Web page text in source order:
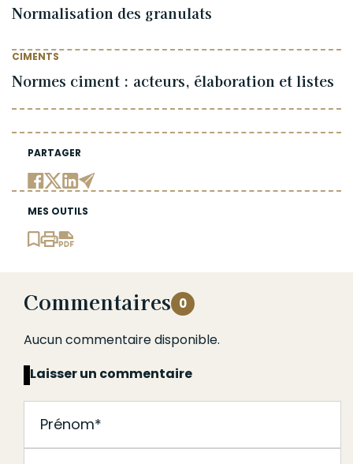
PARTAGER
MES OUTILS
Normalisation des granulats
CIMENTS
Normes ciment : acteurs, élaboration et listes
Commentaires 0
Aucun commentaire disponible.
Laisser un commentaire